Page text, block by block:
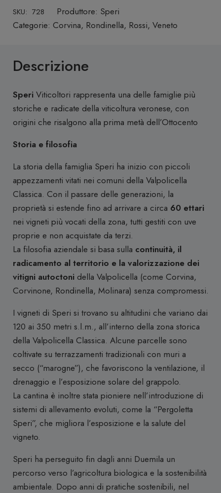
DOC
2024
quantità
SKU: 728 Produttore: Speri
Categorie: Corvina, Rondinella, Rossi, Veneto
Descrizione
SperiViticoltori rappresenta una delle famiglie più
storiche e radicate della viticoltura veronese, con
origini che risalgono alla prima metà dell’Ottocento
Storia e filosofia
La storia della famiglia Speri ha inizio con piccoli
appezzamenti vitati nei comuni della Valpolicella
Classica. Con il passare delle generazioni, la
proprietà si estende fino ad arrivare a circa 60 ettari
nei vigneti più vocati della zona, tutti gestiti con uve
proprie e non acquistate da terzi.
La filosofia aziendale si basa sulla continuità, il
radicamento al territorio e la valorizzazione dei
vitigni autoctonidella Valpolicella (come Corvina,
Corvinone, Rondinella, Molinara) senza compromessi.
I vigneti di Speri si trovano su altitudini che variano dai
120 ai 350 metri s.l.m., all’interno della zona storica
della Valpolicella Classica. Alcune parcelle sono
coltivate su terrazzamenti tradizionali con muri a
secco (“marogne”), che favoriscono la ventilazione, il
drenaggio e l’esposizione solare del grappolo.
La cantina è inoltre stata pioniere nell’introduzione di
sistemi di allevamento evoluti, come la “Pergoletta
Speri”, che migliora l’esposizione e la salute del
vigneto.
Speri ha perseguito fin dagli anni Duemila un
percorso verso l’agricoltura biologica e la sostenibilità
ambientale. Dopo anni di pratiche sostenibili, nel